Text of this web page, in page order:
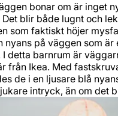
bonar om är inget
Det blir både lugnt och
som faktiskt höjer
nyans på väggen som
detta barnrum är
från Ikea. Med
de i en ljusare blå
intryck, än om det